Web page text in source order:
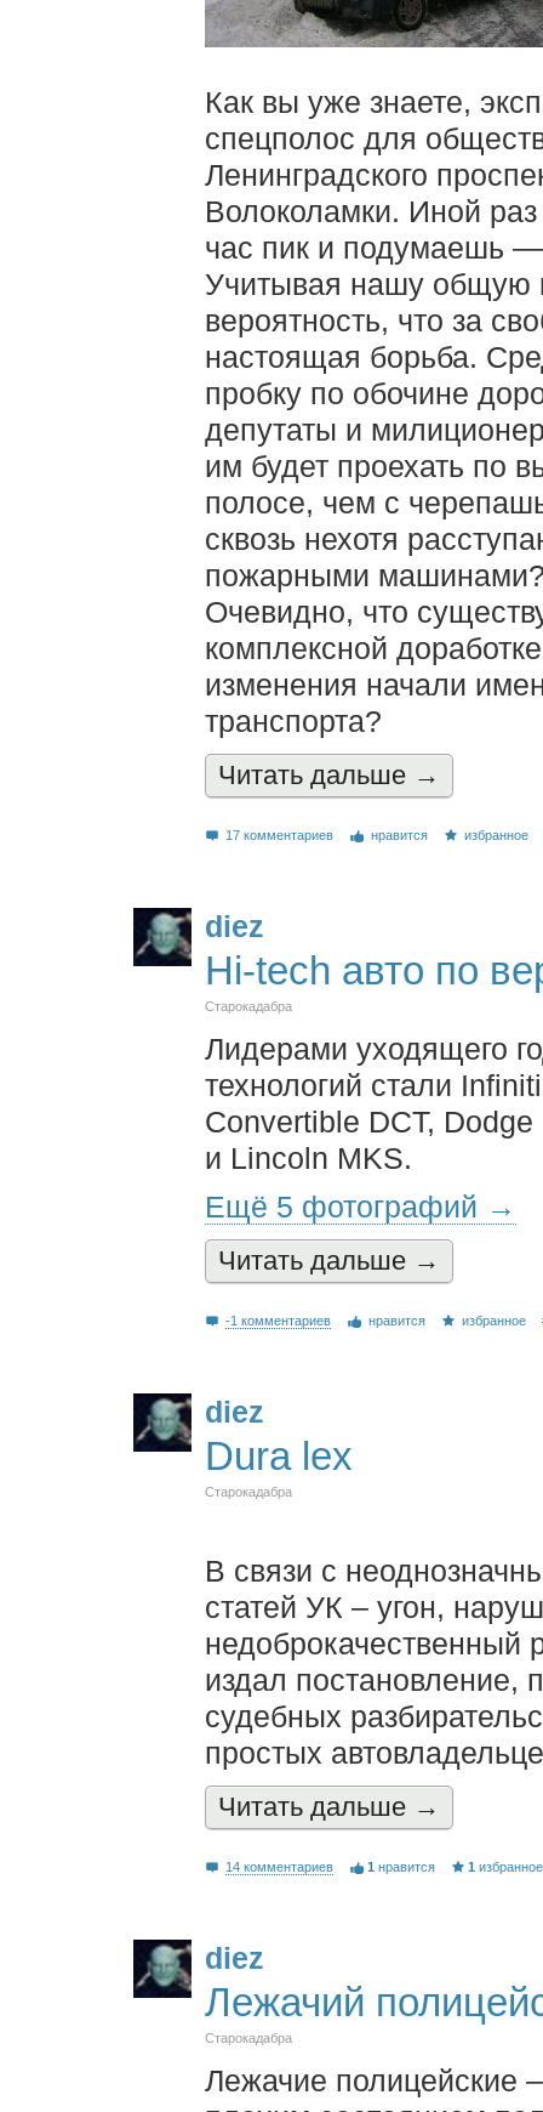
Как вы уже знаете,
спецполос для
Ленинградского
Волоколамки. Иной
час пик и подумаешь —
Учитывая нашу общую
вероятность, что за
настоящая борьба.
пробку по обочине
депутаты и
им будет проехать по
полосе, чем с
сквозь нехотя
пожарными
Очевидно, что
комплексной
изменения начали
транспорта?
Читать дальшe →
17 комментариев нравится избранное
diez
Hi-tech авто по
Старокадабра
Лидерами уходящего
технологий стали
Convertible DCT,
и Lincoln MKS.
Ещё 5 фотографий →
Читать дальшe →
-1 комментариев нравится избранное
diez
Dura lex
Старокадабра
В связи с
статей УК – угон,
недоброкачественный
издал постановление,
судебных
простых
Читать дальшe →
14 комментариев 1 нравится 1 избранное
diez
Лежачий
Старокадабра
Лежачие полицейские